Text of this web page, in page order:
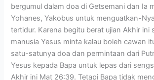
bergumul dalam doa di Getsemani dan Ia
Yohanes, Yakobus untuk menguatkan-
tertidur. Karena begitu berat ujian Akhir ini
manusia Yesus minta kalau boleh cawan
satu-satunya doa dan permintaan dari
Yesus kepada Bapa untuk lepas dari
Akhir ini Mat 26:39. Tetapi Bapa tidak